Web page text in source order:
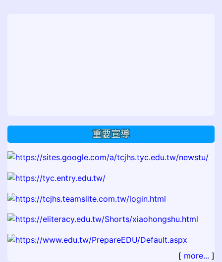
重要宣導
[ more... ]